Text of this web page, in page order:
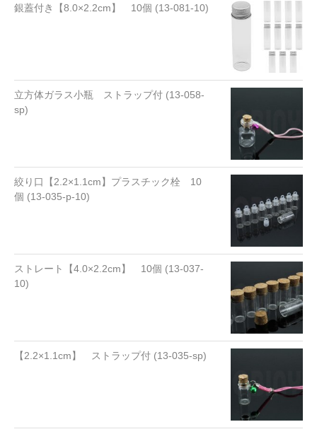
銀蓋付き【8.0×2.2cm】 10個 (13-081-10)
立方体ガラス小瓶 ストラップ付 (13-058-
sp)
絞り口【2.2×1.1cm】プラスチック栓 10
個 (13-035-p-10)
ストレート【4.0×2.2cm】 10個 (13-037-
10)
【2.2×1.1cm】 ストラップ付 (13-035-sp)